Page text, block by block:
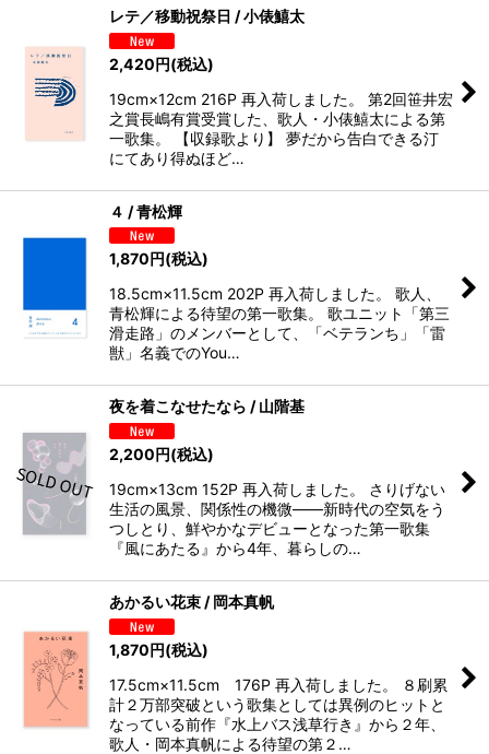
レテ／移動祝祭日 / 小俵鱚太
2,420円(税込)
19cm×12cm 216P 再入荷しました。 第2回笹井宏
之賞長嶋有賞受賞した、歌人・小俵鱚太による第
一歌集。 【収録歌より】 夢だから告白できる汀
にてあり得ぬほど…
４ / 青松輝
1,870円(税込)
18.5cm×11.5cm 202P 再入荷しました。 歌人、
青松輝による待望の第一歌集。 歌ユニット「第三
滑走路」のメンバーとして、「ベテランち」「雷
獣」名義でのYou…
夜を着こなせたなら / 山階基
2,200円(税込)
19cm×13cm 152P 再入荷しました。 さりげない
生活の風景、関係性の機微――新時代の空気をう
つしとり、鮮やかなデビューとなった第一歌集
『風にあたる』から4年、暮らしの…
あかるい花束 / 岡本真帆
1,870円(税込)
17.5cm×11.5cm 176P 再入荷しました。 ８刷累
計２万部突破という歌集としては異例のヒットと
なっている前作『水上バス浅草行き』から２年、
歌人・岡本真帆による待望の第２…